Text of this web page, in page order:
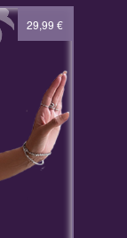
23,99 €
29,99 €